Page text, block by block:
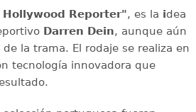
Hollywood Reporter", es la idea
Darren Dein, aunque aún
de la trama. El rodaje se realiza en
tecnología innovadora que